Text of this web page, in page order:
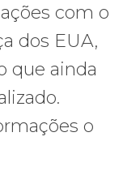
com o
dos EUA,
que ainda
o